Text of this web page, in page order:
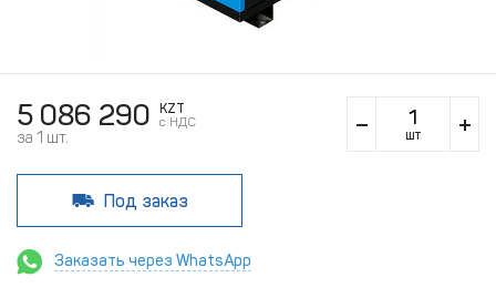
5 086 290
KZT
c НДС
за 1 шт. шт
Под заказ
Заказать через WhatsApp